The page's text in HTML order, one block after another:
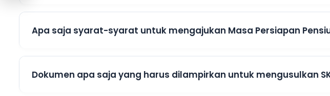
Apa saja syarat-syarat untuk mengajukan Masa Persiapan
Dokumen apa saja yang harus dilampirkan untuk mengusulkan SK